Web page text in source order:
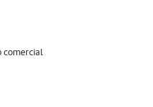
comercial